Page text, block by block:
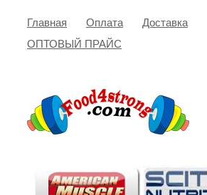
Главная Оплата Доставка
ОПТОВЫЙ ПРАЙС